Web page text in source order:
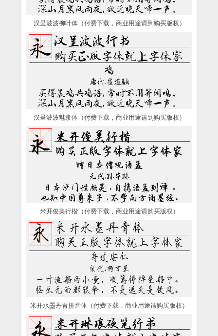
汉呈波波柳叶体（付费下载，商业用途请到购买版权）
汉呈波波魅隶体（付费下载，商业用途请到购买版权）
米开俊美行楷（付费下载，商业用途请购买版权）
米开水墨丹青拼音体（付费下载，商业用途请购买版权）